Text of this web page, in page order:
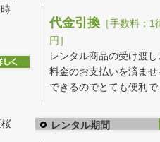
代金引換［手数料：1
円］
レンタル商品の受け渡し
料金のお支払いを済ま
できるのでとても便利で
レンタル期間